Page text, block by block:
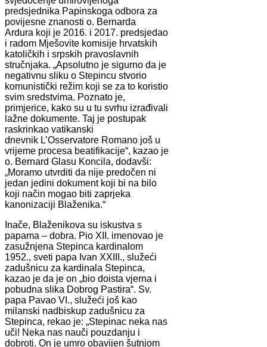
predsjednika Papinskoga odbora za
povijesne znanosti o. Bernarda
Ardura koji je 2016. i 2017. predsjedao
i radom Mješovite komisije hrvatskih
katoličkih i srpskih pravoslavnih
stručnjaka. „Apsolutno je sigurno da je
negativnu sliku o Stepincu stvorio
komunistički režim koji se za to koristio
svim sredstvima. Poznato je,
primjerice, kako su u tu svrhu izrađivali
lažne dokumente. Taj je postupak
raskrinkao vatikanski
dnevnik L’Osservatore Romano još u
vrijeme procesa beatifikacije“, kazao je
o. Bernard Glasu Koncila, dodavši:
„Moramo utvrditi da nije predočen ni
jedan jedini dokument koji bi na bilo
koji način mogao biti zaprjeka
kanonizaciji Blaženika.“
Inače, Blaženikova su iskustva s
papama – dobra. Pio XII. imenovao je
zasužnjena Stepinca kardinalom
1952., sveti papa Ivan XXIII., služeći
zadušnicu za kardinala Stepinca,
kazao je da je on „bio doista vjerna i
pobudna slika Dobrog Pastira“. Sv.
papa Pavao VI., služeći još kao
milanski nadbiskup zadušnicu za
Stepinca, rekao je: „Stepinac neka nas
uči! Neka nas nauči pouzdanju i
dobroti. On je umro obavijen šutnjom